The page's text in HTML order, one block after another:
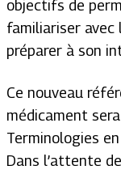
objectifs de
familiariser
préparer à son
Ce nouveau
médicament
Terminologies
Dans l’attente